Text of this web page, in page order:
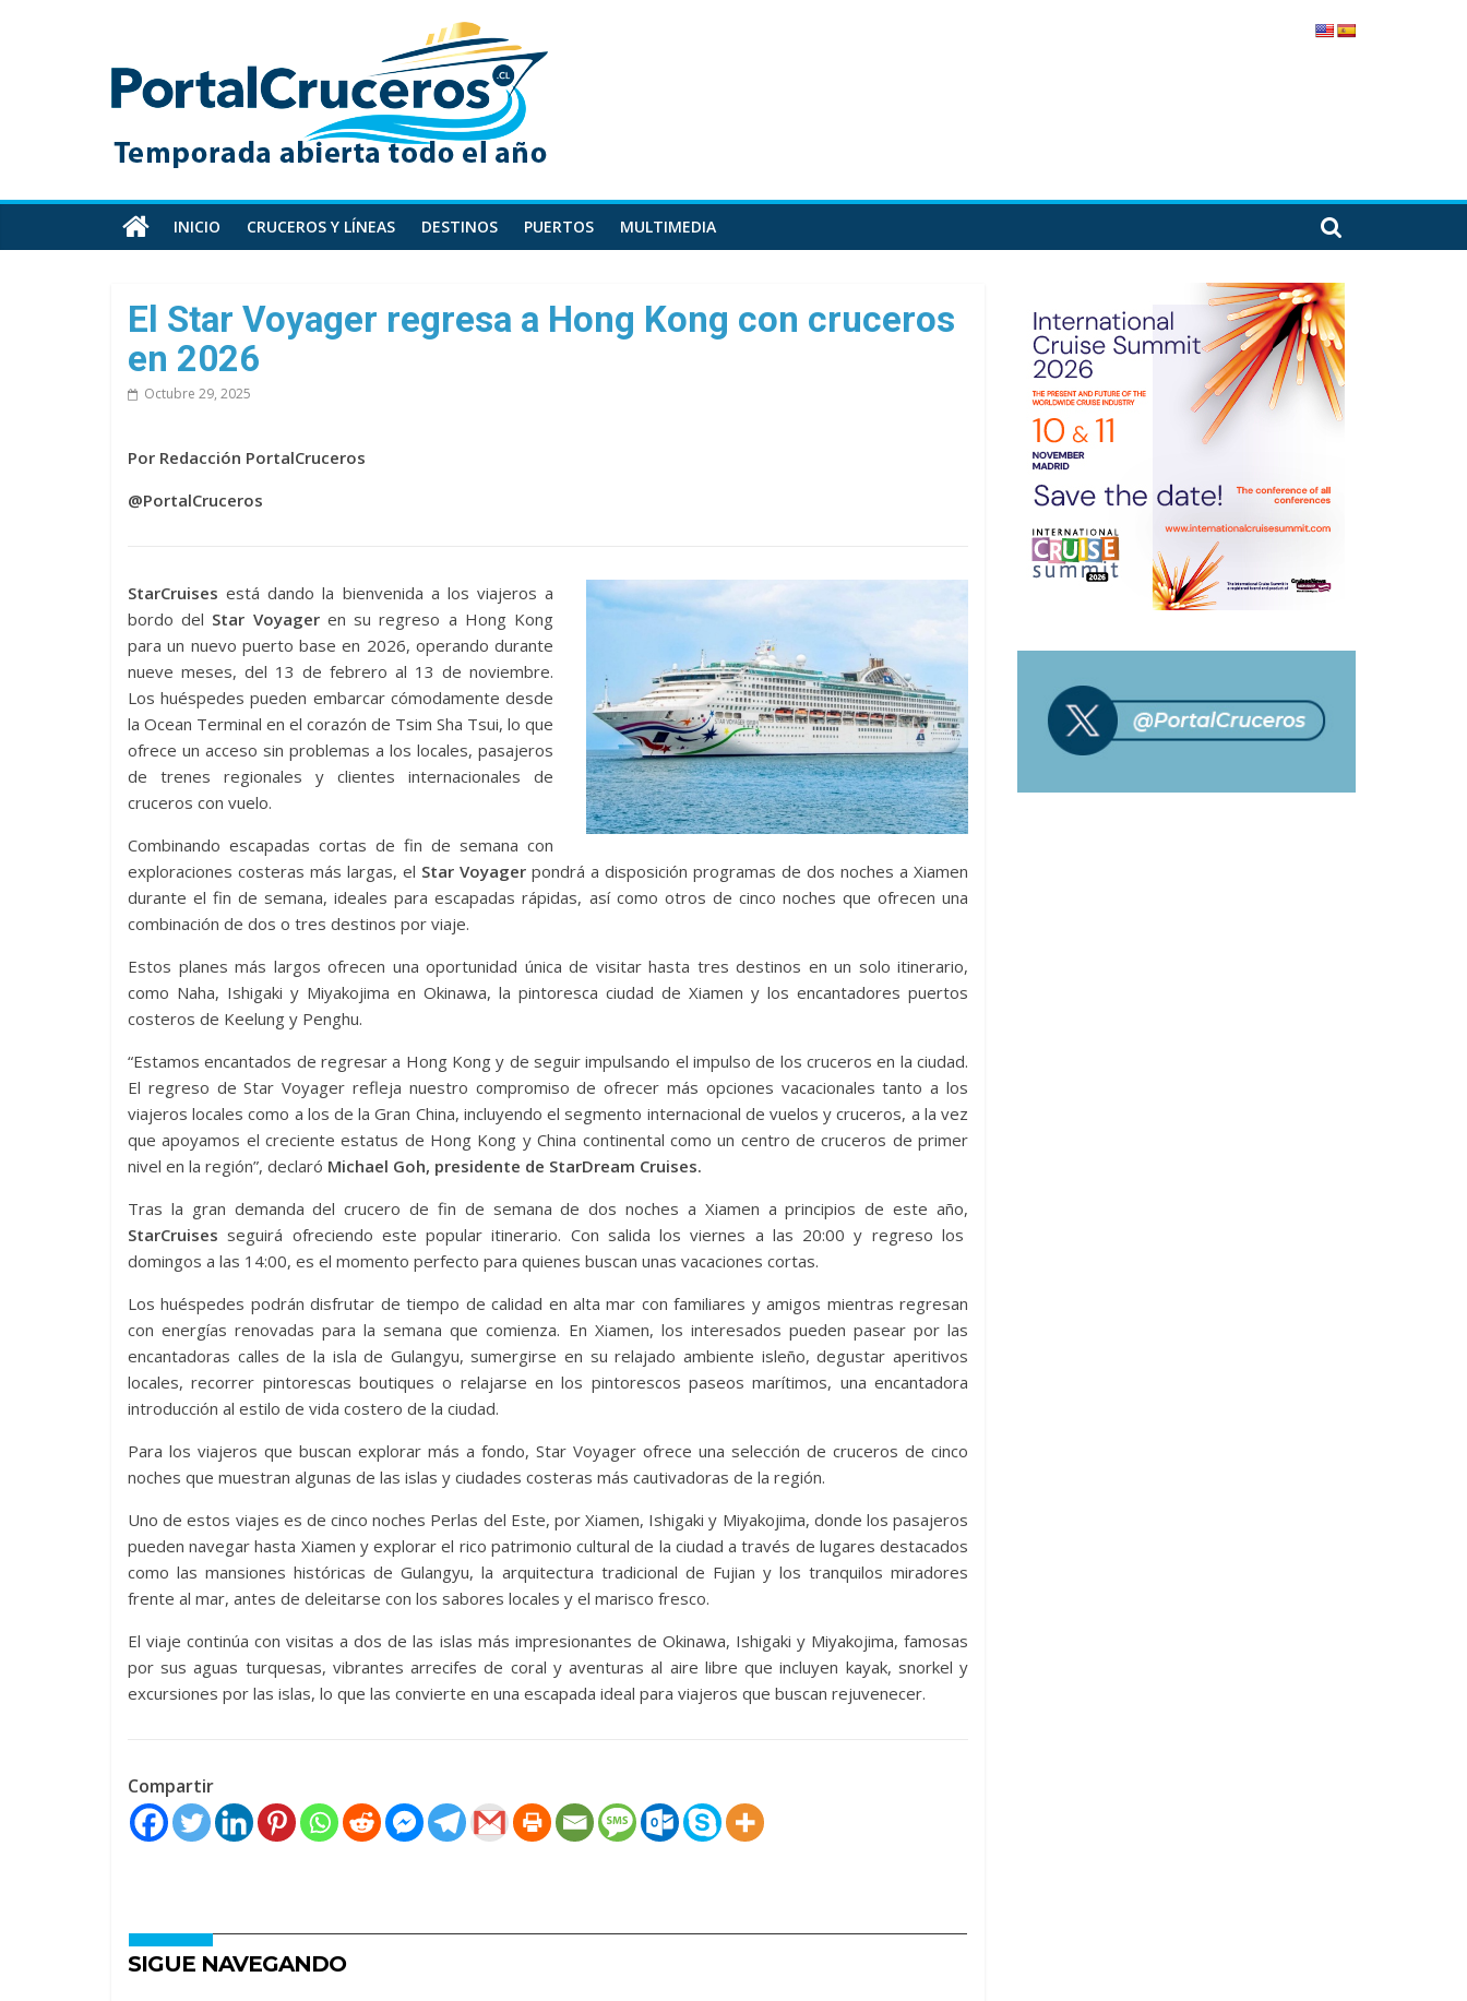
PortalCruceros
Toda
información
cruceros
en
un
sitio
INICIO CRUCEROS Y LÍNEAS DESTINOS PUERTOS MULTIMEDIA
El Star Voyager regresa a Hong Kong con cruceros
en 2026
Octubre 29, 2025
Por Redacción PortalCruceros
@PortalCruceros
StarCruises está dando la bienvenida a los viajeros a
bordo del Star Voyager en su regreso a Hong Kong
para un nuevo puerto base en 2026, operando durante
nueve meses, del 13 de febrero al 13 de noviembre.
Los huéspedes pueden embarcar cómodamente desde
la Ocean Terminal en el corazón de Tsim Sha Tsui, lo que
ofrece un acceso sin problemas a los locales, pasajeros
de trenes regionales y clientes internacionales de
cruceros con vuelo.
Combinando escapadas cortas de fin de semana con
exploraciones costeras más largas, el Star Voyager pondrá a disposición programas de dos noches a Xiamen
durante el fin de semana, ideales para escapadas rápidas, así como otros de cinco noches que ofrecen una
combinación de dos o tres destinos por viaje.
Estos planes más largos ofrecen una oportunidad única de visitar hasta tres destinos en un solo itinerario,
como Naha, Ishigaki y Miyakojima en Okinawa, la pintoresca ciudad de Xiamen y los encantadores puertos
costeros de Keelung y Penghu.
“Estamos encantados de regresar a Hong Kong y de seguir impulsando el impulso de los cruceros en la ciudad.
El regreso de Star Voyager refleja nuestro compromiso de ofrecer más opciones vacacionales tanto a los
viajeros locales como a los de la Gran China, incluyendo el segmento internacional de vuelos y cruceros, a la vez
que apoyamos el creciente estatus de Hong Kong y China continental como un centro de cruceros de primer
nivel en la región”, declaró Michael Goh, presidente de StarDream Cruises.
Tras la gran demanda del crucero de fin de semana de dos noches a Xiamen a principios de este año,
StarCruisesseguirá ofreciendo este popular itinerario. Con salida los viernes a las 20:00 y regreso los
domingos a las 14:00, es el momento perfecto para quienes buscan unas vacaciones cortas.
Los huéspedes podrán disfrutar de tiempo de calidad en alta mar con familiares y amigos mientras regresan
con energías renovadas para la semana que comienza. En Xiamen, los interesados pueden pasear por las
encantadoras calles de la isla de Gulangyu, sumergirse en su relajado ambiente isleño, degustar aperitivos
locales, recorrer pintorescas boutiques o relajarse en los pintorescos paseos marítimos, una encantadora
introducción al estilo de vida costero de la ciudad.
Para los viajeros que buscan explorar más a fondo, Star Voyager ofrece una selección de cruceros de cinco
noches que muestran algunas de las islas y ciudades costeras más cautivadoras de la región.
Uno de estos viajes es de cinco noches Perlas del Este, por Xiamen, Ishigaki y Miyakojima, donde los pasajeros
pueden navegar hasta Xiamen y explorar el rico patrimonio cultural de la ciudad a través de lugares destacados
como las mansiones históricas de Gulangyu, la arquitectura tradicional de Fujian y los tranquilos miradores
frente al mar, antes de deleitarse con los sabores locales y el marisco fresco.
El viaje continúa con visitas a dos de las islas más impresionantes de Okinawa, Ishigaki y Miyakojima, famosas
por sus aguas turquesas, vibrantes arrecifes de coral y aventuras al aire libre que incluyen kayak, snorkel y
excursiones por las islas, lo que las convierte en una escapada ideal para viajeros que buscan rejuvenecer.
Compartir
SIGUE NAVEGANDO